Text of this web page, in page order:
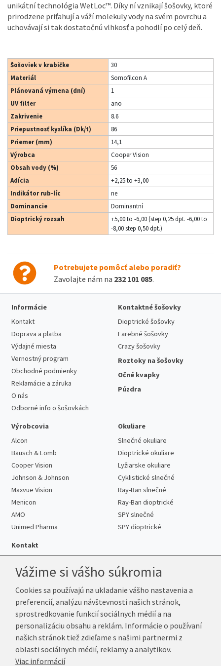
unikátní technológia WetLoc™. Díky ní vznikají šošovky, ktoré
prirodzene priťahují a váží molekuly vody na svém povrchu a
uchovávají si tak dostatočnú vlhkosť a pohodlí po celý deň.
Šošoviek v krabičke
30
Materiál
Somofilcon A
Plánovaná výmena (dní)
1
UV filter
ano
Zakrivenie
8.6
Priepustnosť kyslíka (Dk/t)
86
Priemer (mm)
14,1
Výrobca
Cooper Vision
Obsah vody (%)
56
Adícia
+2,25 to +3,00
Indikátor rub-líc
ne
Dominancie
Dominantní
Dioptrický rozsah
+5,00 to -6,00 (step 0,25 dpt. -6,00 to
-8,00 step 0,50 dpt.)
Potrebujete pomôcť alebo poradiť?
Zavolajte nám na 232 101 085.
Informácie
Kontakt
Doprava a platba
Výdajné miesta
Vernostný program
Obchodné podmienky
Reklamácie a záruka
O nás
Odborné info o šošovkách
Kontaktné šošovky
Dioptrické šošovky
Farebné šošovky
Crazy šošovky
Roztoky na šošovky
Očné kvapky
Púzdra
Výrobcovia
Alcon
Bausch & Lomb
Cooper Vision
Johnson & Johnson
Maxvue Vision
Menicon
AMO
Unimed Pharma
Okuliare
Slnečné okuliare
Dioptrické okuliare
Lyžiarske okuliare
Cyklistické slnečné
Ray-Ban slnečné
Ray-Ban dioptrické
SPY slnečné
SPY dioptrické
Kontakt
Telefón:+421 222 205 863
E-mail:info@k-sosovky.sk
Reklamačná adresa
Andrea Votavová
Revoluční 1017
290 01 Poděbrady
Vážime si vášho súkromia
Cookies sa používajú na ukladanie vášho nastavenia a
preferencií, analýzu návštevnosti našich stránok,
sprostredkovanie funkcií sociálnych médií a na
personalizáciu obsahu a reklám. Informácie o používaní
našich stránok tiež zdieľame s našimi partnermi z
oblasti sociálnych médií, reklamy a analytikov.
Viac informácií